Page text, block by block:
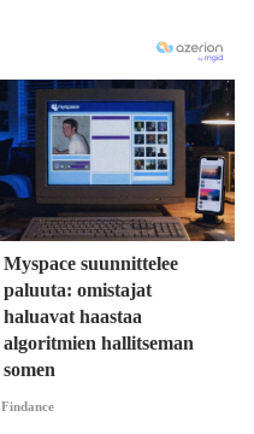
Myspace suunnittelee
paluuta: omistajat
haluavat haastaa
algoritmien hallitseman
somen
Findance